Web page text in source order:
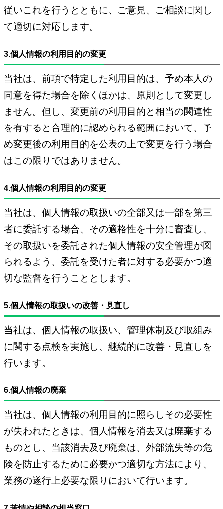
従いこれを行うとともに、ご意見、ご相談に関し
て適切に対応します。
3.個人情報の利用目的の変更
当社は、前項で特定した利用目的は、予め本人の
同意を得た場合を除くほかは、原則として変更し
ません。但し、変更前の利用目的と相当の関連性
を有すると合理的に認められる範囲において、予
め変更後の利用目的を公表の上で変更を行う場合
はこの限りではありません。
4.個人情報の利用目的の変更
当社は、個人情報の取扱いの全部又は一部を第三
者に委託する場合、その適格性を十分に審査し、
その取扱いを委託された個人情報の安全管理が図
られるよう、委託を受けた者に対する必要かつ適
切な監督を行うこととします。
5.個人情報の取扱いの改善・見直し
当社は、個人情報の取扱い、管理体制及び取組み
に関する点検を実施し、継続的に改善・見直しを
行います。
6.個人情報の廃棄
当社は、個人情報の利用目的に照らしその必要性
が失われたときは、個人情報を消去又は廃棄する
ものとし、当該消去及び廃棄は、外部流失等の危
険を防止するために必要かつ適切な方法により、
業務の遂行上必要な限りにおいて行います。